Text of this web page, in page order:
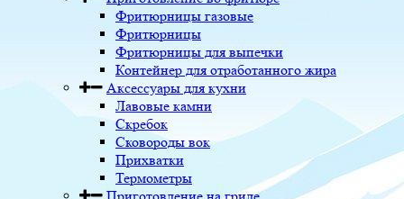
Фритюрницы газовые
Фритюрницы
Фритюрницы для выпечки
Контейнер для отработанного жира
Аксессуары для кухни
Лавовые камни
Скребок
Сковороды вок
Прихватки
Термометры